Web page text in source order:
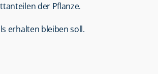
der Pflanze.
erhalten bleiben soll.